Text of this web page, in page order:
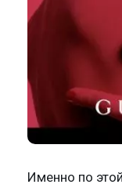
Именно по